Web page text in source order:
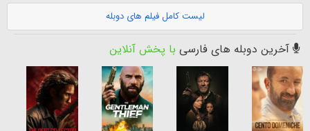
لیست کامل فیلم های دوبله
آخرین دوبله های فارسی با پخش آنلاین